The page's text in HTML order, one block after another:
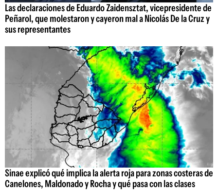
Las declaraciones de Eduardo Zaidensztat, vicepresidente de
Peñarol, que molestaron y cayeron mal a Nicolás De la Cruz y
sus representantes
Sinae explicó qué implica la alerta roja para zonas costeras de
Canelones, Maldonado y Rocha y qué pasa con las clases